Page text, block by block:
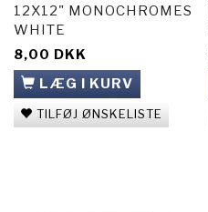
12X12" MONOCHROMES
WHITE
8,00 DKK
LÆG I KURV
TILFØJ ØNSKELISTE